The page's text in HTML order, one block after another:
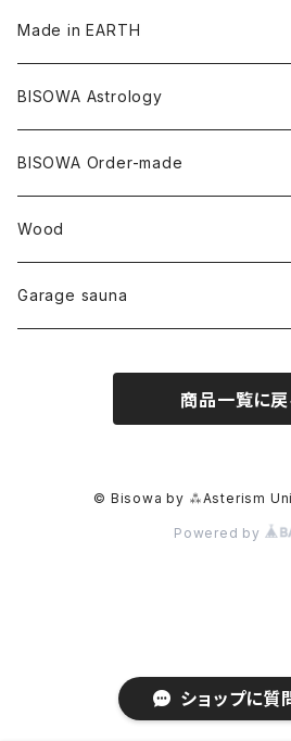
ショップに質
クォーツインクォーツ
ガーデンクォーツ
タンザナイト
ムーンストーン
ルチルクォーツ
スモーキークォーツ
中国
アメリカ
キーホルダー
オーガニックコットン
HAZE 和蝋燭
縁キャンドル
陶器
大蝶恵美子
Tomoko Uemura Art 麻炭陶器
Cosmic hemp
YUGEN GLASS
others
foods
オーガニックコットン
バンブー
オーガニックフリース
ヘアゴム
宇佐美聖子
Made in EARTH
Misakubo Japan
碧-AOI-の松葉天然酵母パン
Uwajima Japan
BISOWA Astrology
BISOWA Order-made
∞Seiko Usami∞
Wood
Garage sauna
商品一覧に戻
© Bisowa by ⁂Asterism
Powered by